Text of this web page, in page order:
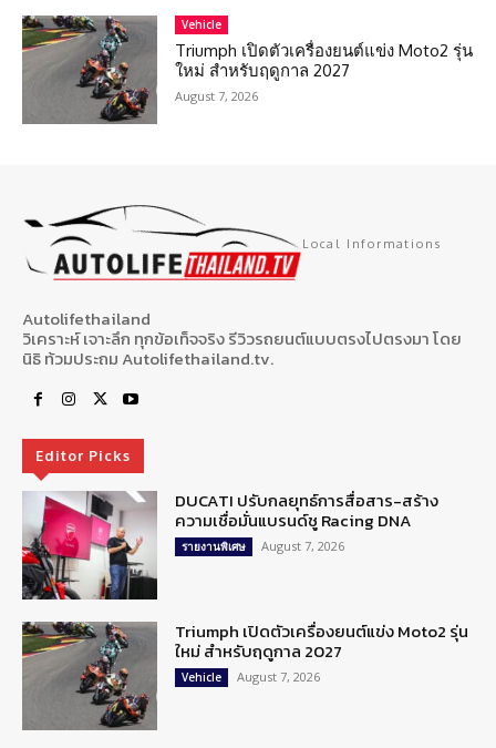
Vehicle
Triumph เปิดตัวเครื่องยนต์แข่ง Moto2 รุ่น
ใหม่ สำหรับฤดูกาล 2027
August 7, 2026
Local Informations
Autolifethailand
วิเคราะห์ เจาะลึก ทุกข้อเท็จจริง รีวิวรถยนต์แบบตรงไปตรงมา โดย
นิธิ ท้วมประถม Autolifethailand.tv.
Editor Picks
DUCATI ปรับกลยุทธ์การสื่อสาร-สร้าง
ความเชื่อมั่นแบรนด์ชู Racing DNA
รายงานพิเศษ August 7, 2026
Triumph เปิดตัวเครื่องยนต์แข่ง Moto2 รุ่น
ใหม่ สำหรับฤดูกาล 2027
Vehicle August 7, 2026